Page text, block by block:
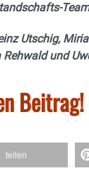
Utschig,
Rehwald und
Beitrag!
teilen